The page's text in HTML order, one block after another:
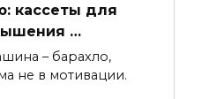
кассеты для
…
– барахло,
не в мотивации.